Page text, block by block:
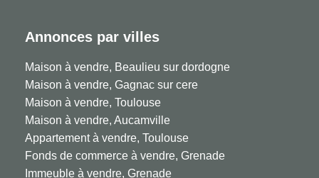
Annonces par villes
Maison à vendre, Beaulieu sur dordogne
Maison à vendre, Gagnac sur cere
Maison à vendre, Toulouse
Maison à vendre, Aucamville
Appartement à vendre, Toulouse
Fonds de commerce à vendre, Grenade
Immeuble à vendre, Grenade